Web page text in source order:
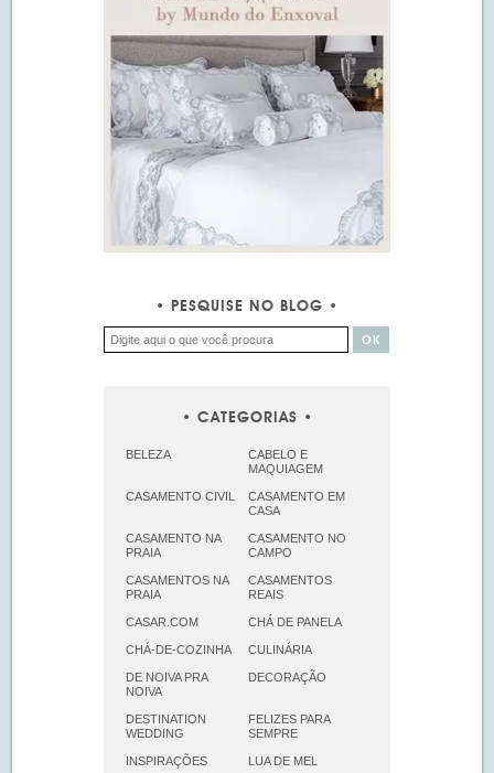
PESQUISE NO BLOG
CATEGORIAS
BELEZA
CABELO E
MAQUIAGEM
CASAMENTO CIVIL
CASAMENTO EM
CASA
CASAMENTO NA
PRAIA
CASAMENTO NO
CAMPO
CASAMENTOS NA
PRAIA
CASAMENTOS
REAIS
CASAR.COM CHÁ DE PANELA
CHÁ-DE-COZINHA CULINÁRIA
DE NOIVA PRA
NOIVA
DECORAÇÃO
DESTINATION
WEDDING
FELIZES PARA
SEMPRE
INSPIRAÇÕES LUA DE MEL